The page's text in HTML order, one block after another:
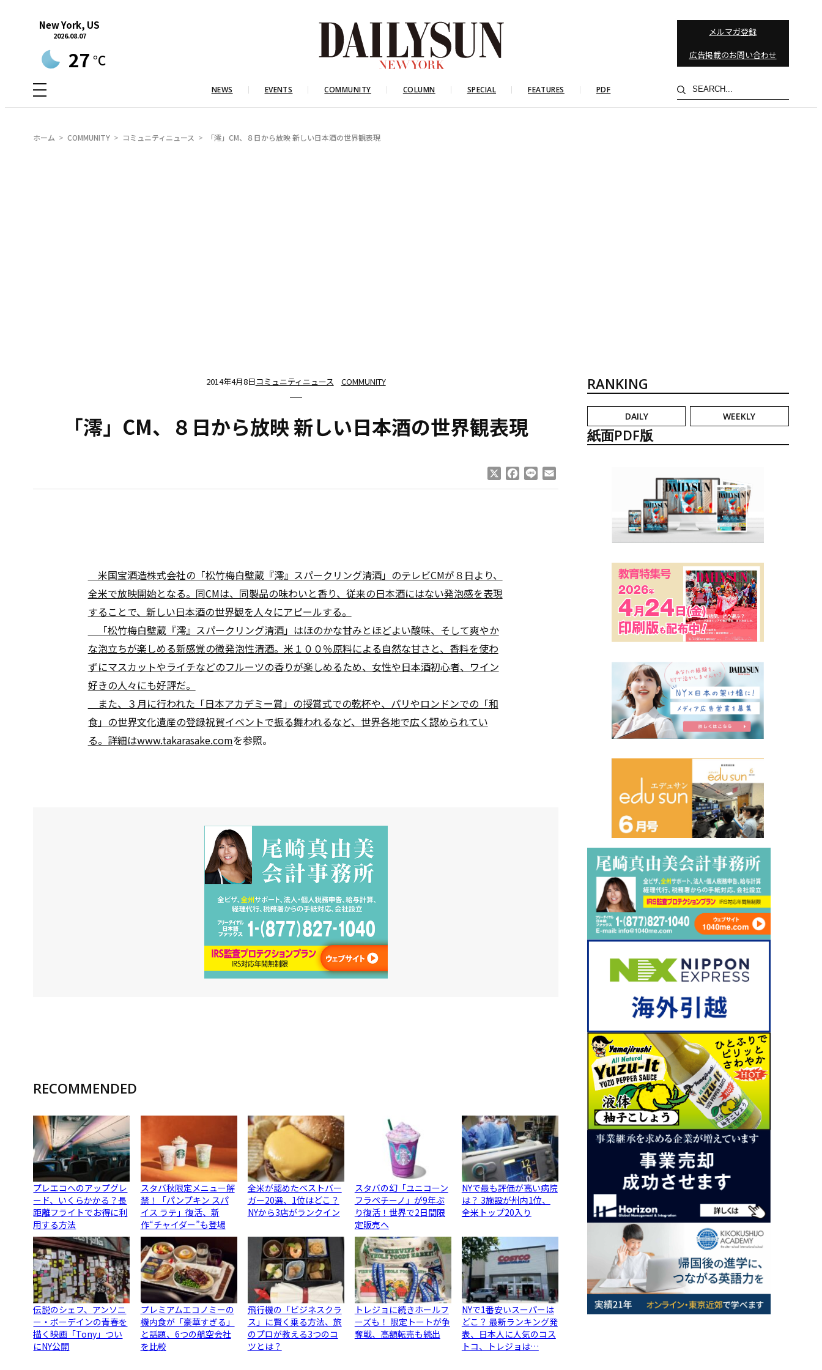
New York, US
2026.08.07
27 °C
メルマガ登録
広告掲載のお問い合わせ
NEWS EVENTS COMMUNITY COLUMN SPECIAL FEATURES PDF
検
索
ホーム COMMUNITY コミュニティニュース 「澪」CM、８日から放映 新しい日本酒の世界観表現
2014年4月8日コミュニティニュース COMMUNITY
「澪」CM、８日から放映 新しい日本酒の世界観表現
Facebook
Line
米国宝酒造株式会社の「松竹梅白壁蔵『澪』スパークリング清酒」のテレビCMが８日より、
全米で放映開始となる。同CMは、同製品の味わいと香り、従来の日本酒にはない発泡感を表現
することで、新しい日本酒の世界観を人々にアピールする。
「松竹梅白壁蔵『澪』スパークリング清酒」はほのかな甘みとほどよい酸味、そして爽やか
な泡立ちが楽しめる新感覚の微発泡性清酒。米１００％原料による自然な甘さと、香料を使わ
ずにマスカットやライチなどのフルーツの香りが楽しめるため、女性や日本酒初心者、ワイン
好きの人々にも好評だ。
また、３月に行われた「日本アカデミー賞」の授賞式での乾杯や、パリやロンドンでの「和
食」の世界文化遺産の登録祝賀イベントで振る舞われるなど、世界各地で広く認められてい
る。詳細はwww.takarasake.comを参照。
RECOMMENDED
プレエコへのアップグレ
ード、いくらかかる？長
距離フライトでお得に利
用する方法
スタバ秋限定メニュー解
禁！「パンプキン スパ
イス ラテ」復活、新
作“チャイダー”も登場
全米が認めたベストバー
ガー20選、1位はどこ？
NYから3店がランクイン
スタバの幻「ユニコーン
フラペチーノ」が9年ぶ
り復活！世界で2日間限
定販売へ
NYで最も評価が高い病院
は？ 3施設が州内1位、
全米トップ20入り
伝説のシェフ、アンソニ
ー・ボーデインの青春を
描く映画「Tony」つい
にNY公開
プレミアムエコノミーの
機内食が「豪華すぎる」
と話題、6つの航空会社
を比較
飛行機の「ビジネスクラ
ス」に賢く乗る方法、旅
のプロが教える3つのコ
ツとは？
トレジョに続きホールフ
ーズも！ 限定トートが争
奪戦、高額転売も続出
NYで1番安いスーパーは
どこ？ 最新ランキング発
表、日本人に人気のコス
トコ、トレジョは…
RANKING
DAILY WEEKLY
紙面PDF版